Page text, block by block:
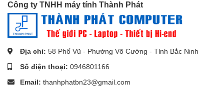
phẩm hoặc có bất kỳ thắc mắc
mua hàng nào, vui lòng liên
hệHotline 0946.801.166 để đội
ngũ Thành Phát Computer có
thể tư vấn và hỗ trợ bạn sớm
nhất!
Công ty TNHH máy tính Thành Phát
Địa chỉ: 58 Phố Vũ - Phường Võ Cường - Tỉnh Bắc Ninh
Số điện thoại: 0946801166
Email: thanhphatbn23@gmail.com